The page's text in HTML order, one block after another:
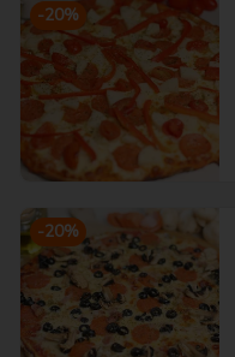
-20%
-20%